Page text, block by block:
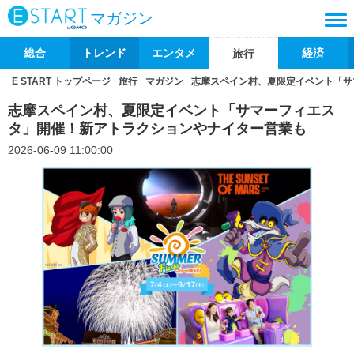
マガジン
総合 トレンド エンタメ 旅行 経済
E START トップページ 旅行 マガジン 志摩スペイン村、夏限定イベント「
志摩スペイン村、夏限定イベント「サマーフィエス
タ」開催！新アトラクションやナイター営業も
2026-06-09 11:00:00